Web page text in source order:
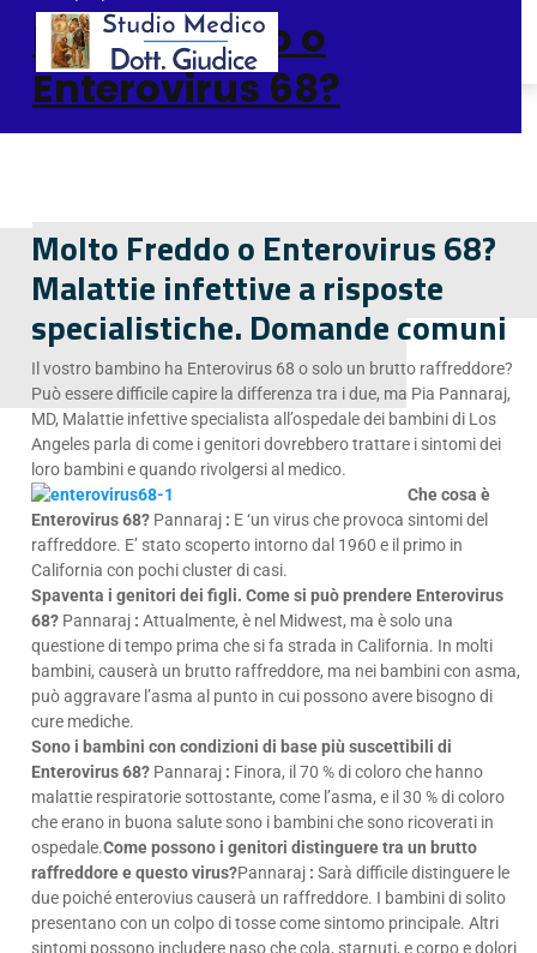
Molto Freddo o
Enterovirus 68?
Molto Freddo o Enterovirus 68?
Malattie infettive a risposte
specialistiche. Domande comuni
Il vostro bambino ha Enterovirus 68 o solo un brutto raffreddore?
Può essere difficile capire la differenza tra i due, ma Pia Pannaraj,
MD, Malattie infettive specialista all’ospedale dei bambini di Los
Angeles parla di come i genitori dovrebbero trattare i sintomi dei
loro bambini e quando rivolgersi al medico.
Che cosa è
Enterovirus 68? Pannaraj : E ‘un virus che provoca sintomi del
raffreddore. E’ stato scoperto intorno dal 1960 e il primo in
California con pochi cluster di casi.
Spaventa i genitori dei figli. Come si può prendere Enterovirus
68? Pannaraj : Attualmente, è nel Midwest, ma è solo una
questione di tempo prima che si fa strada in California. In molti
bambini, causerà un brutto raffreddore, ma nei bambini con asma,
può aggravare l’asma al punto in cui possono avere bisogno di
cure mediche.
Sono i bambini con condizioni di base più suscettibili di
Enterovirus 68? Pannaraj : Finora, il 70 % di coloro che hanno
malattie respiratorie sottostante, come l’asma, e il 30 % di coloro
che erano in buona salute sono i bambini che sono ricoverati in
ospedale.Come possono i genitori distinguere tra un brutto
raffreddore e questo virus?Pannaraj : Sarà difficile distinguere le
due poiché enterovius causerà un raffreddore. I bambini di solito
presentano con un colpo di tosse come sintomo principale. Altri
sintomi possono includere naso che cola, starnuti, e corpo e dolori